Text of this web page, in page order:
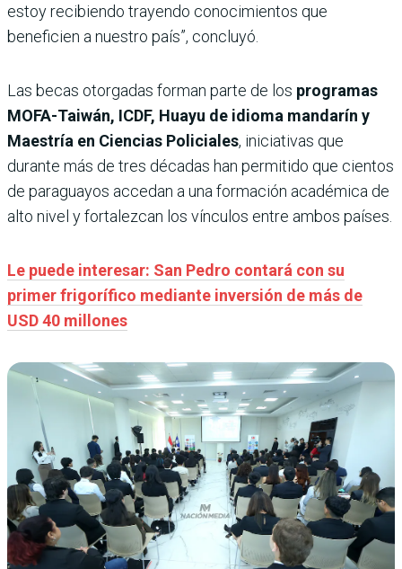
estoy recibiendo trayendo conocimientos que
beneficien a nuestro país”, concluyó.
Las becas otorgadas forman parte de los programas
MOFA-Taiwán, ICDF, Huayu de idioma mandarín y
Maestría en Ciencias Policiales, iniciativas que
durante más de tres décadas han permitido que cientos
de paraguayos accedan a una formación académica de
alto nivel y fortalezcan los vínculos entre ambos países.
Le puede interesar: San Pedro contará con su
primer frigorífico mediante inversión de más de
USD 40 millones